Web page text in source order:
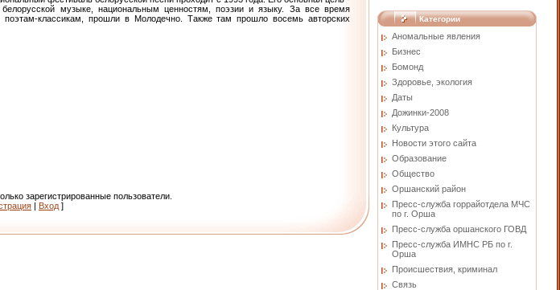
музыке, национальным ценностям, поэзии и языку. За все время
классикам, прошли в Молодечно. Также там прошло восемь авторских
зарегистрированные пользователи.
| Вход ]
Категории
Аномальные явления
Бизнес
Бомонд
Здоровье, экология
Даты
Дожинки-2008
Культура
Новости этого сайта
Образование
Общество
Оршанский район
Пресс-служба горрайотдела МЧС
по г. Орша
Пресс-служба оршанского ГОВД
Пресс-служба ИМНС РБ по г.
Орша
Проиcшествия, криминал
Связь